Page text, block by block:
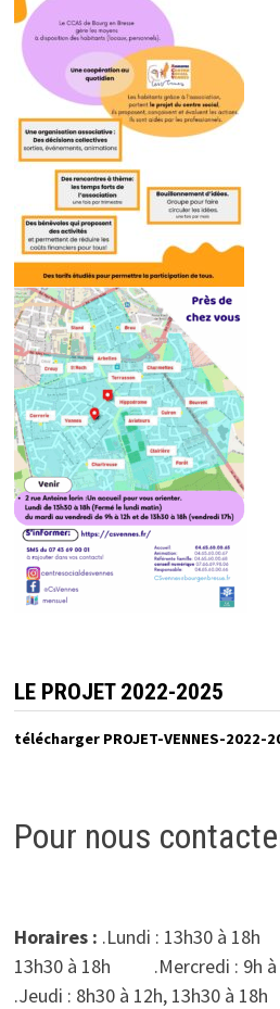
LE PROJET 2022-2025
télécharger PROJET-VENNES-2022-
Pour nous
Horaires : .Lundi : 13h30 à
13h30 à 18h .Mercredi : 9h à
.Jeudi : 8h30 à 12h, 13h30 à